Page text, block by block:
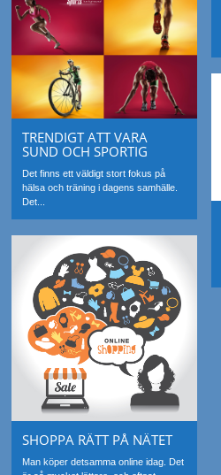
TRENDIGT ATT VARA
SUND OCH SPORTIG
Det finns ett väldigt stort fokus på
hälsa och träning i dagens samhälle.
Det...
SHOPPA RÄTT PÅ NÄTET
Man köper detsamma online idag. Det